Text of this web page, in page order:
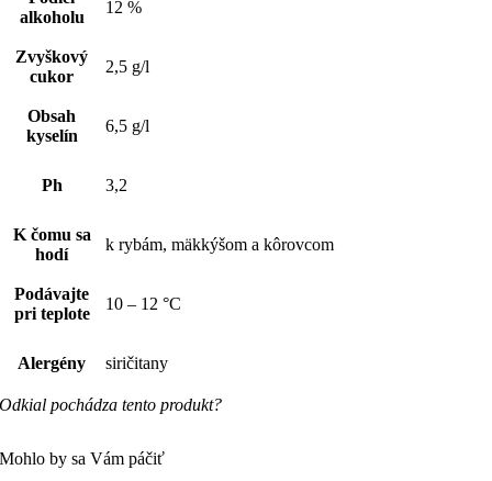
alkoholu
12 %
Zvyškový
cukor
2,5 g/l
Obsah
kyselín
6,5 g/l
Ph 3,2
K čomu sa
hodí
k rybám, mäkkýšom a kôrovcom
Podávajte
pri teplote
10 – 12 °C
Alergény siričitany
Odkial pochádza tento produkt?
Mohlo by sa Vám páčiť